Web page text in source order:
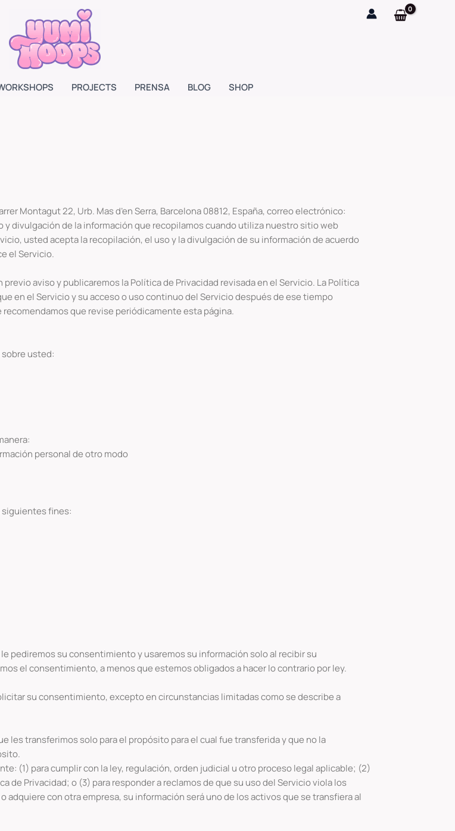
PROJECTS PRENSA BLOG SHOP
Montagut 22, Urb. Mas d’en Serra, Barcelona 08812, España, correo electrónico:
divulgación de la información que recopilamos cuando utiliza nuestro sitio web
usted acepta la recopilación, el uso y la divulgación de su información de acuerdo
el Servicio.
aviso y publicaremos la Política de Privacidad revisada en el Servicio. La Política
en el Servicio y su acceso o uso continuo del Servicio después de ese tiempo
que revise periódicamente esta página.
usted:
personal de otro modo
siguientes fines:
pediremos su consentimiento y usaremos su información solo al recibir su
el consentimiento, a menos que estemos obligados a hacer lo contrario por ley.
su consentimiento, excepto en circunstancias limitadas como se describe a
les transferimos solo para el propósito para el cual fue transferida y que no la
(1) para cumplir con la ley, regulación, orden judicial u otro proceso legal aplicable; (2)
de Privacidad; o (3) para responder a reclamos de que su uso del Servicio viola los
con otra empresa, su información será uno de los activos que se transfiera al